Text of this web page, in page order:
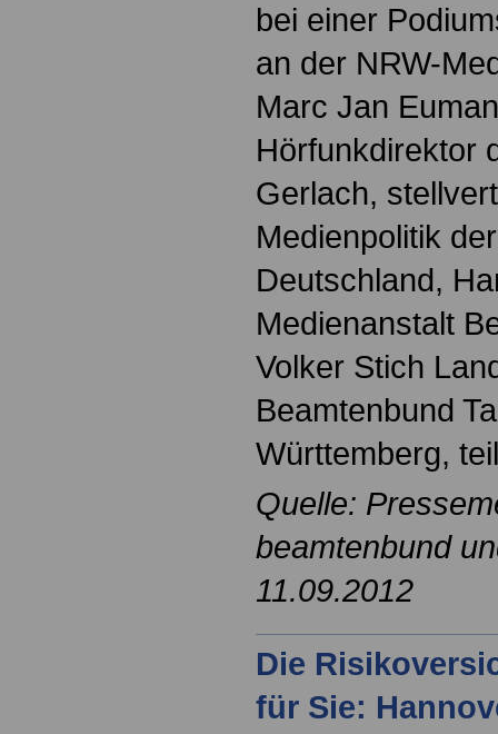
bei einer
an der NRW-
Marc Jan
Hörfunkdirektor
Gerlach,
Medienpolitik
Deutschland,
Medienanstalt
Volker Stich
Beamtenbund
Württemberg,
Quelle:
beamtenbund
11.09.2012
Die
für Sie: